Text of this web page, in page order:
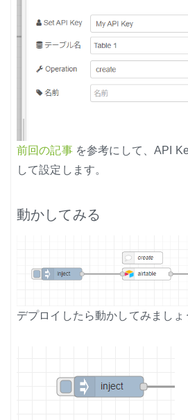
前回の記事を参考にして、API
して設定します。
動かしてみる
デプロイしたら動かしてみましょ